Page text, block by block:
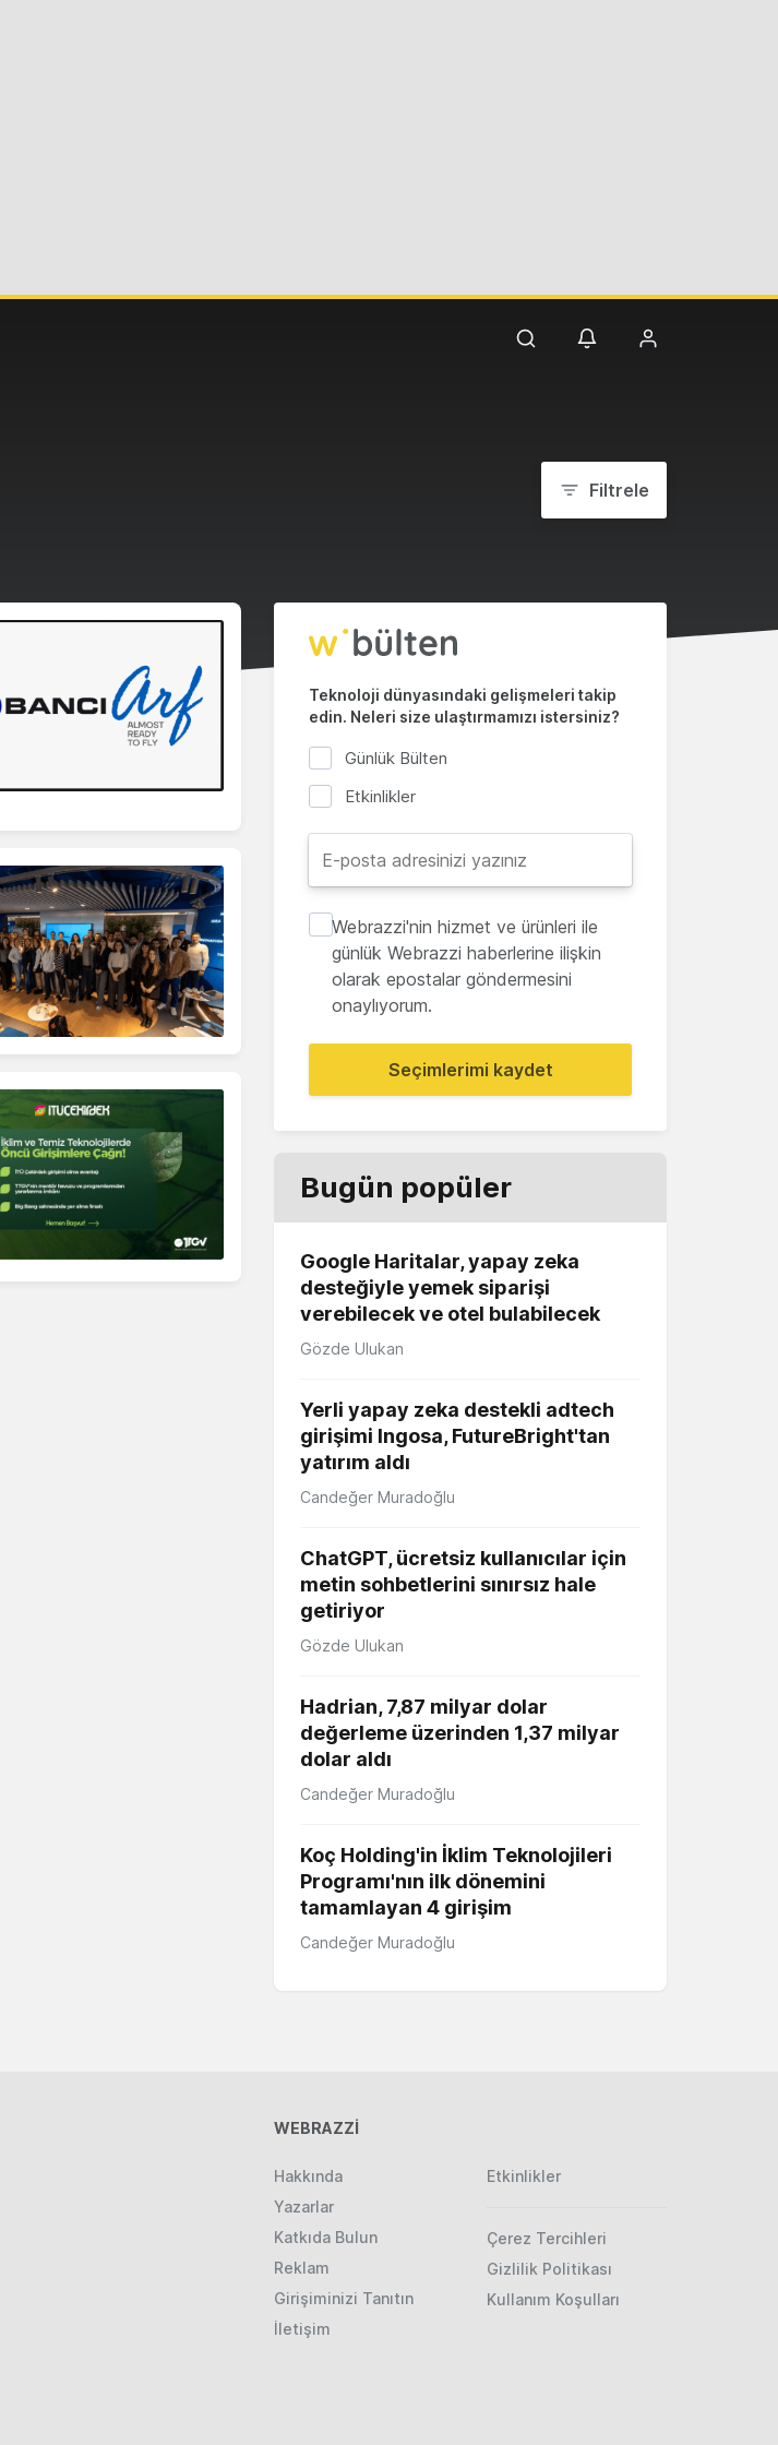
Filtrele
Teknoloji dünyasındaki gelişmeleri takip
edin. Neleri size ulaştırmamızı istersiniz?
Günlük Bülten
Etkinlikler
Webrazzi'nin hizmet ve ürünleri ile
günlük Webrazzi haberlerine ilişkin
olarak epostalar göndermesini
onaylıyorum.
Seçimlerimi kaydet
Bugün popüler
Google Haritalar, yapay zeka
desteğiyle yemek siparişi
verebilecek ve otel bulabilecek
Gözde Ulukan
Yerli yapay zeka destekli adtech
girişimi Ingosa, FutureBright'tan
yatırım aldı
Candeğer Muradoğlu
ChatGPT, ücretsiz kullanıcılar için
metin sohbetlerini sınırsız hale
getiriyor
Gözde Ulukan
Hadrian, 7,87 milyar dolar
değerleme üzerinden 1,37 milyar
dolar aldı
Candeğer Muradoğlu
Koç Holding'in İklim Teknolojileri
Programı'nın ilk dönemini
tamamlayan 4 girişim
Candeğer Muradoğlu
WEBRAZZİ
Hakkında
Yazarlar
Katkıda Bulun
Reklam
Girişiminizi Tanıtın
İletişim
Etkinlikler
Çerez Tercihleri
Gizlilik Politikası
Kullanım Koşulları